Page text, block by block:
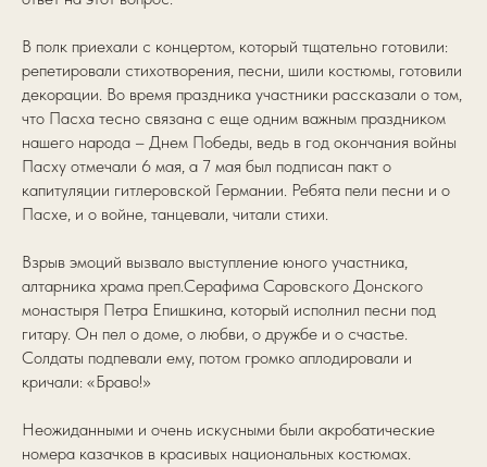
В полк приехали с концертом, который тщательно готовили:
репетировали стихотворения, песни, шили костюмы, готовили
декорации. Во время праздника участники рассказали о том,
что Пасха тесно связана с еще одним важным праздником
нашего народа – Днем Победы, ведь в год окончания войны
Пасху отмечали 6 мая, а 7 мая был подписан пакт о
капитуляции гитлеровской Германии. Ребята пели песни и о
Пасхе, и о войне, танцевали, читали стихи.
Взрыв эмоций вызвало выступление юного участника,
алтарника храма преп.Серафима Саровского Донского
монастыря Петра Епишкина, который исполнил песни под
гитару. Он пел о доме, о любви, о дружбе и о счастье.
Солдаты подпевали ему, потом громко аплодировали и
кричали: «Браво!»
Неожиданными и очень искусными были акробатические
номера казачков в красивых национальных костюмах.